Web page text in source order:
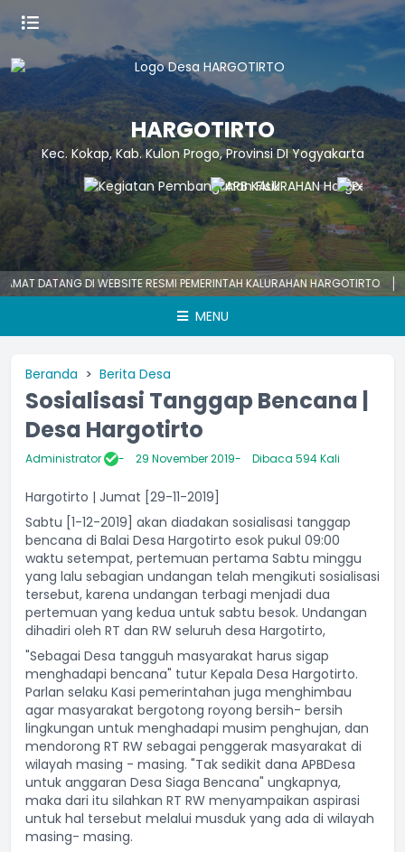
HARGOTIRTO
Kec. Kokap, Kab. Kulon Progo, Provinsi DI Yogyakarta
DI WEBSITE RESMI PEMERINTAH KALURAHAN HARGOTIRTO
MENU
Beranda Berita Desa
Sosialisasi Tanggap Bencana |
Desa Hargotirto
Administrator 29 November 2019 Dibaca 594 Kali
Hargotirto | Jumat [29-11-2019]
Sabtu [1-12-2019] akan diadakan sosialisasi tanggap
bencana di Balai Desa Hargotirto esok pukul 09:00
waktu setempat, pertemuan pertama Sabtu minggu
yang lalu sebagian undangan telah mengikuti sosialisasi
tersebut, karena undangan terbagi menjadi dua
pertemuan yang kedua untuk sabtu besok. Undangan
dihadiri oleh RT dan RW seluruh desa Hargotirto,
"Sebagai Desa tangguh masyarakat harus sigap
menghadapi bencana" tutur Kepala Desa Hargotirto.
Parlan selaku Kasi pemerintahan juga menghimbau
agar masyarakat bergotong royong bersih- bersih
lingkungan untuk menghadapi musim penghujan, dan
mendorong RT RW sebagai penggerak masyarakat di
wilayah masing - masing. "Tak sedikit dana APBDesa
untuk anggaran Desa Siaga Bencana" ungkapnya,
maka dari itu silahkan RT RW menyampaikan aspirasi
untuk hal tersebut melalui musduk yang ada di wilayah
masing- masing.